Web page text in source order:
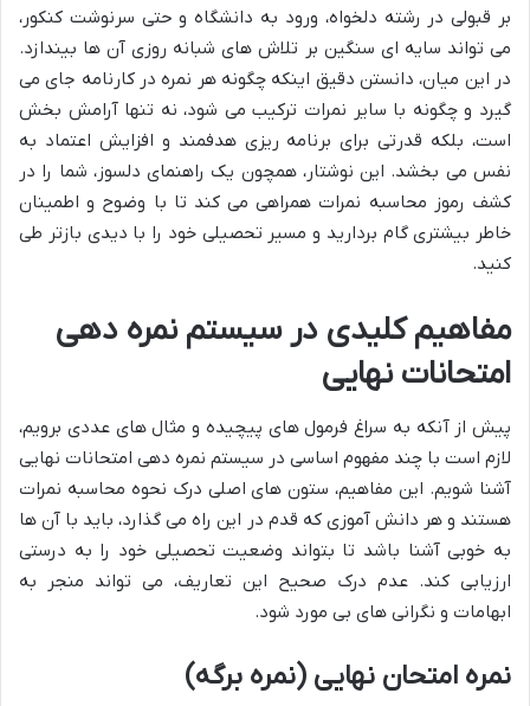
بر قبولی در رشته دلخواه، ورود به دانشگاه و حتی سرنوشت کنکور،
می تواند سایه ای سنگین بر تلاش های شبانه روزی آن ها بیندازد.
در این میان، دانستن دقیق اینکه چگونه هر نمره در کارنامه جای می
گیرد و چگونه با سایر نمرات ترکیب می شود، نه تنها آرامش بخش
است، بلکه قدرتی برای برنامه ریزی هدفمند و افزایش اعتماد به
نفس می بخشد. این نوشتار، همچون یک راهنمای دلسوز، شما را در
کشف رموز محاسبه نمرات همراهی می کند تا با وضوح و اطمینان
خاطر بیشتری گام بردارید و مسیر تحصیلی خود را با دیدی بازتر طی
کنید.
مفاهیم کلیدی در سیستم نمره دهی
امتحانات نهایی
پیش از آنکه به سراغ فرمول های پیچیده و مثال های عددی برویم،
لازم است با چند مفهوم اساسی در سیستم نمره دهی امتحانات نهایی
آشنا شویم. این مفاهیم، ستون های اصلی درک نحوه محاسبه نمرات
هستند و هر دانش آموزی که قدم در این راه می گذارد، باید با آن ها
به خوبی آشنا باشد تا بتواند وضعیت تحصیلی خود را به درستی
ارزیابی کند. عدم درک صحیح این تعاریف، می تواند منجر به
ابهامات و نگرانی های بی مورد شود.
نمره امتحان نهایی (نمره برگه)